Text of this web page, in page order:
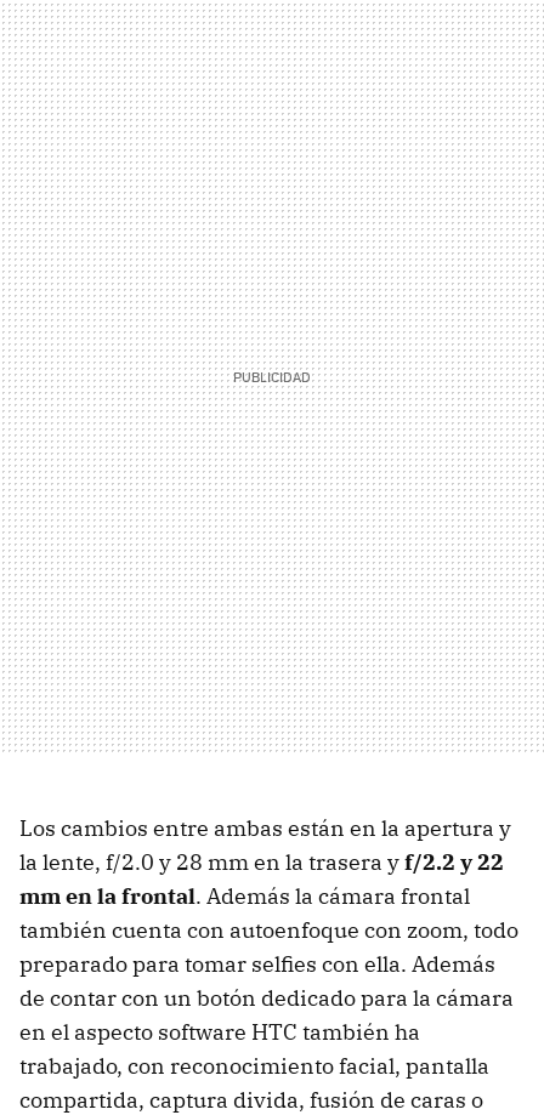
Los cambios entre ambas están en la apertura y
la lente, f/2.0 y 28 mm en la trasera yf/2.2 y 22
mm en la frontal. Además la cámara frontal
también cuenta con autoenfoque con zoom, todo
preparado para tomar selfies con ella. Además
de contar con un botón dedicado para la cámara
en el aspecto software HTC también ha
trabajado, con reconocimiento facial, pantalla
compartida, captura divida, fusión de caras o